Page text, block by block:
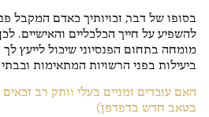
בסופו של דבר, זכויותיך כאדם המקבל
להשפיע על חייך הכלכליים והאישיים.
מומחה בתחום הפנסיוני שיכול לייעץ לך
ביעילות בפני הרשויות המתאימות
האם עובדים זמניים בעלי וותק רב
בטאב חדש בדפדפן)